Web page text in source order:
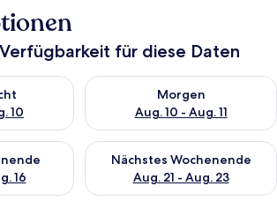
für diese Daten
10
für heute Nacht, Aug. 9 - Aug.
Morgen
Aug. 10 - Aug. 11
Überprüfe die Verfügbarkeit
16
für dieses Wochenende, Aug. 14
Nächstes Wochenende
Aug. 21 - Aug. 23
Überprüfe die Verfügbarkeit